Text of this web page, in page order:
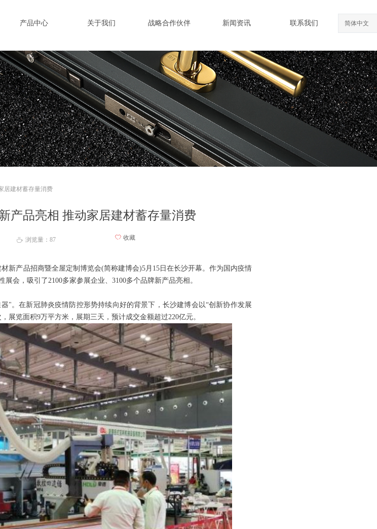
简体中文
产品中心 关于我们 战略合作伙伴 新闻资讯 联系我们
产品亮相 推动家居建材蓄存量消费
居建材蓄存量消费
材新产品招商暨全屋定制博览会(简称建博会)5月 15日在长沙开幕。作为国内疫情
会，吸引了2100多家参展企业、3100多个品牌新产品亮相。
"。在新冠肺炎疫情防控形势持续向好的背景下，长沙建博会以“创新协作发展
展览面积9万平方米，展期三天，预计成交金额超过220亿元。
ꄘ 浏览量： 87 ꄀ 收藏